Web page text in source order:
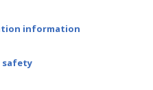
information
safety